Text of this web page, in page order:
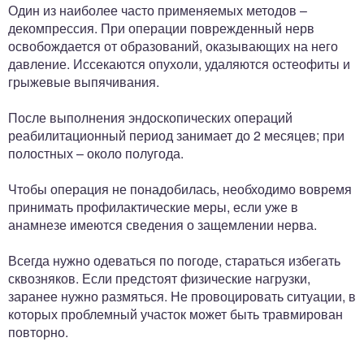
Один из наиболее часто применяемых методов –
декомпрессия. При операции поврежденный нерв
освобождается от образований, оказывающих на него
давление. Иссекаются опухоли, удаляются остеофиты и
грыжевые выпячивания.
После выполнения эндоскопических операций
реабилитационный период занимает до 2 месяцев; при
полостных – около полугода.
Чтобы операция не понадобилась, необходимо вовремя
принимать профилактические меры, если уже в
анамнезе имеются сведения о защемлении нерва.
Всегда нужно одеваться по погоде, стараться избегать
сквозняков. Если предстоят физические нагрузки,
заранее нужно размяться. Не провоцировать ситуации, в
которых проблемный участок может быть травмирован
повторно.